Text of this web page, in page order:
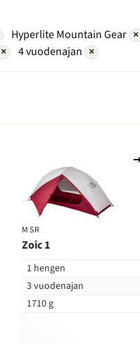
Hyperlite Mountain Gear ×
× 4 vuodenajan ×
MSR
Zoic 1
1 hengen
3 vuodenajan
1710 g